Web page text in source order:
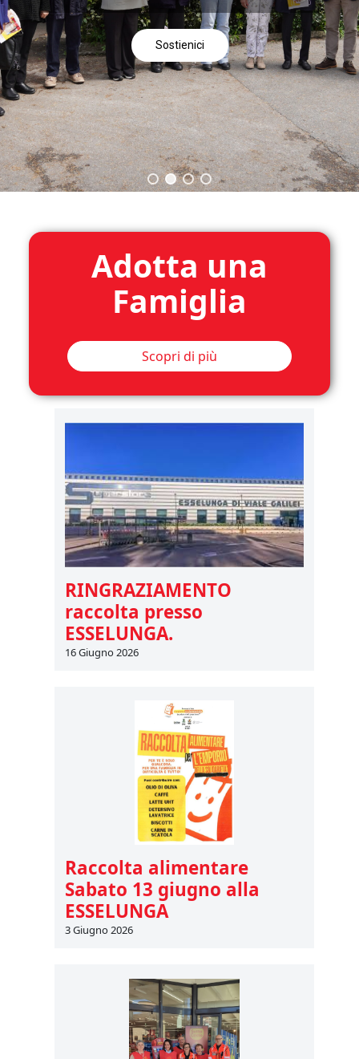
Sostienici
Scopri di più
Adotta una
Famiglia
Scopri di più
RINGRAZIAMENTO
raccolta presso
ESSELUNGA.
16 Giugno 2026
Raccolta alimentare
Sabato 13 giugno alla
ESSELUNGA
3 Giugno 2026